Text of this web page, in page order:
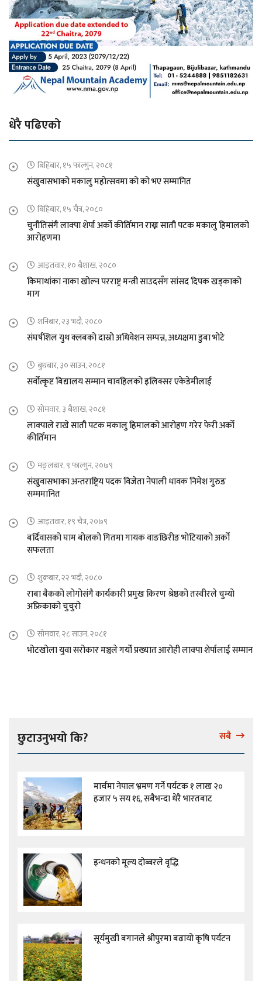
धेरै पढिएको
बिहिबार, १५ फाल्गुन, २०८१
संखुवासभाको मकालु महोत्सवमा को को भए सम्मानित
बिहिबार, १५ चैत्र, २०८०
चुनौतिसंगै लाक्पा शेर्पा अर्को कीर्तिमान राख्न सातौ पटक मकालु हिमालको
आरोहणमा
आइतवार, १० बैशाख, २०८०
किमाथांका नाका खोल्न परराष्ट्र मन्त्री साउदसँग सांसद दिपक खड्काको
माग
शनिबार, २३ भदौ, २०८०
संघर्षशिल युथ क्लबको दास्रो अधिवेशन सम्पन्न, अध्यक्षमा डुबा भोटे
बुधबार, ३० साउन, २०८१
सर्वोत्कृष्ट बिद्यालय सम्मान चावहिलको इलिक्सर एकेडेमीलाई
सोमवार, ३ बैशाख, २०८१
लाक्पाले राखे सातौ पटक मकालु हिमालको आरोहण गरेर फेरी अर्को
कीर्तिमान
मङ्लबार, ९ फाल्गुन, २०७९
संखुवासभाका अन्तराष्ट्रिय पदक विजेता नेपाली धावक निमेश गुरुङ
सम्ममानित
आइतवार, १९ चैत्र, २०७९
बर्दिवासको घाम बोलको गितमा गायक वाङछिरीङ भोटियाको अर्को
सफलता
शुक्रबार, २२ भदौ, २०८०
राबा बैकको लोगोसंगै कार्यकारी प्रमुख किरण श्रेष्ठको तस्वीरले चुम्यो
अफ्रिकाको चुचुरो
सोमवार, २८ साउन, २०८१
भोटखोला युवा सरोकार मञ्चले गर्यो प्रख्यात आरोही लाक्पा शेर्पालाई सम्मान
छुटाउनुभयो कि? सबै
मार्चमा नेपाल भ्रमण गर्ने पर्यटक १ लाख २०
हजार ५ सय १६, सबैभन्दा धेरै भारतबाट
इन्धनको मूल्य दोब्बरले वृद्धि
सूर्यमुखी बगानले श्रीपुरमा बढायो कृषि पर्यटन